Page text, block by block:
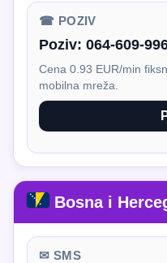
☎ POZIV
Poziv: 064-609-
Cena 0.93 EUR/min
mobilna mreža.
Bosna i
✉ SMS